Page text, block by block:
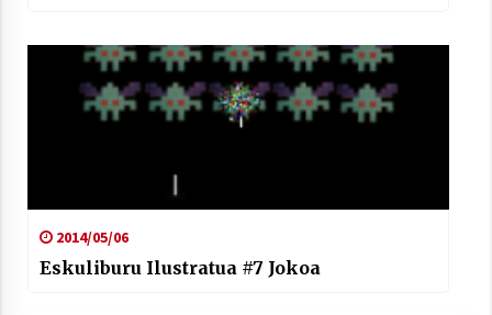
2014/05/06
Eskuliburu Ilustratua #7 Jokoa